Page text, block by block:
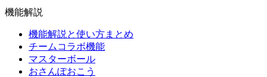
機能解説
機能解説と使い方まとめ
チームコラボ機能
マスターボール
おさんぽおこう